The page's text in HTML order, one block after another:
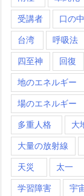
受講者 口の中
台湾 呼吸法
四至神 回復
地のエネルギー
場のエネルギー
多重人格 大
大量の放射線
天災 太一
学習障害 宇